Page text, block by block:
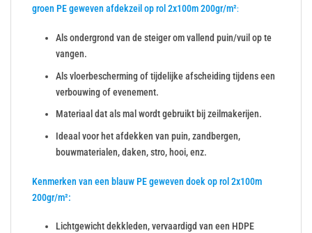
groen PE geweven afdekzeil op rol 2x100m 200gr/m²:
Als ondergrond van de steiger om vallend puin/vuil op te
vangen.
Als vloerbescherming of tijdelijke afscheiding tijdens een
verbouwing of evenement.
Materiaal dat als mal wordt gebruikt bij zeilmakerijen.
Ideaal voor het afdekken van puin, zandbergen,
bouwmaterialen, daken, stro, hooi, enz.
Kenmerken van een blauw PE geweven doek op rol 2x100m
200gr/m²:
Lichtgewicht dekkleden, vervaardigd van een HDPE